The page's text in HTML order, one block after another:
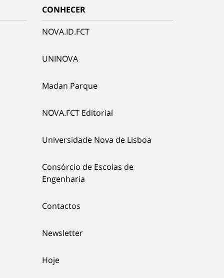
CONHECER
NOVA.ID.FCT
UNINOVA
Madan Parque
NOVA.FCT Editorial
Universidade Nova de Lisboa
Consórcio de Escolas de
Engenharia
Contactos
Newsletter
Hoje